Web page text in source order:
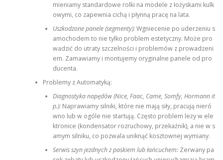
mieniamy standardowe rolki na modele z łożyskami kulk
owymi, co zapewnia cichą i płynną pracę na lata.
Uszkodzone panele (segmenty):Wgniecenie po uderzeniu s
amochodem to nie tylko problem estetyczny. Może pro
wadzić do utraty szczelności i problemów z prowadzeni
em. Zamawiamy i montujemy oryginalne panele od pro
ducenta.
Problemy z Automatyką:
Diagnostyka napędów (Nice, Faac, Came, Somfy, Hormann it
p.):Naprawiamy silniki, które nie mają siły, pracują nieró
wno lub w ogóle nie startują. Często problem leży w ele
ktronice (kondensator rozruchowy, przekaźnik), a nie w s
amym silniku, co pozwala uniknąć kosztownej wymiany.
Serwis szyn jezdnych z paskiem lub łańcuchem:Zerwany pa